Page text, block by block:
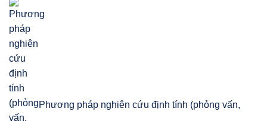
Phương pháp nghiên cứu định tính (phỏng vấn,